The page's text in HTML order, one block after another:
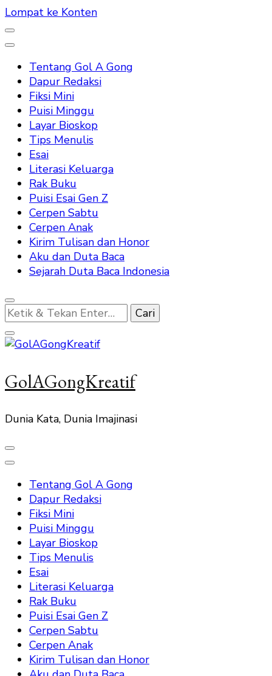
Lompat ke Konten
Tentang Gol A Gong
Dapur Redaksi
Fiksi Mini
Puisi Minggu
Layar Bioskop
Tips Menulis
Esai
Literasi Keluarga
Rak Buku
Puisi Esai Gen Z
Cerpen Sabtu
Cerpen Anak
Kirim Tulisan dan Honor
Aku dan Duta Baca
Sejarah Duta Baca Indonesia
Mencari
Sesuatu?
GolAGongKreatif
Dunia Kata, Dunia Imajinasi
Tentang Gol A Gong
Dapur Redaksi
Fiksi Mini
Puisi Minggu
Layar Bioskop
Tips Menulis
Esai
Literasi Keluarga
Rak Buku
Puisi Esai Gen Z
Cerpen Sabtu
Cerpen Anak
Kirim Tulisan dan Honor